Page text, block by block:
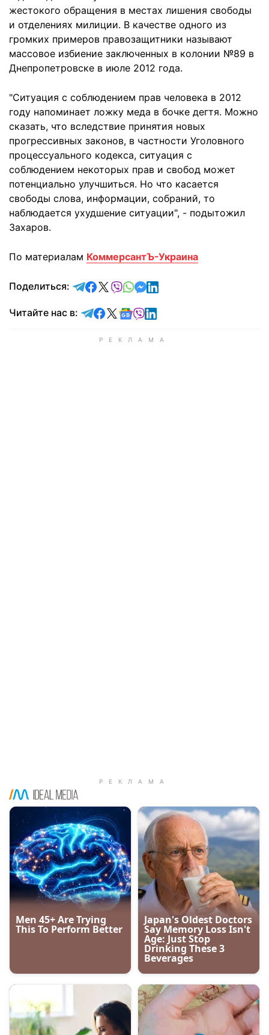
жестокого обращения в местах лишения свободы
и отделениях милиции. В качестве одного из
громких примеров правозащитники называют
массовое избиение заключенных в колонии №89 в
Днепропетровске в июле 2012 года.
"Ситуация с соблюдением прав человека в 2012
году напоминает ложку меда в бочке дегтя. Можно
сказать, что вследствие принятия новых
прогрессивных законов, в частности Уголовного
процессуального кодекса, ситуация с
соблюдением некоторых прав и свобод может
потенциально улучшиться. Но что касается
свободы слова, информации, собраний, то
наблюдается ухудшение ситуации", - подытожил
Захаров.
По материалам КоммерсантЪ-Украина
Поделиться: отправить в Telegram
поделиться в Facebook
поделиться в X
отправить в Viber
отправить в Whatsapp
отправить в Messenger
отправить в LinkedIn
Читайте нас в: Читайте в Telegram
Читайте в Facebook
Читайте в X
Читайте в Google news
Читайте в Viber
Читайте в LinkedIn